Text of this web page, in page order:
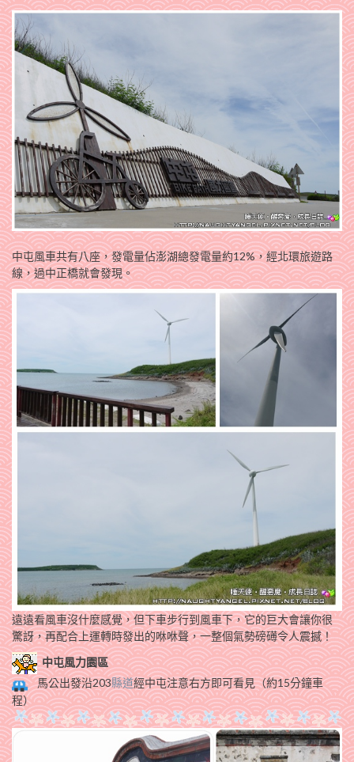
中屯風車共有八座，發電量佔澎湖總發電量約12%，經北環旅遊路
線，過中正橋就會發現。
遠遠看風車沒什麼感覺，但下車步行到風車下，它的巨大會讓你很
驚訝，再配合上運轉時發出的咻咻聲，一整個氣勢磅礡令人震撼！
中屯風力園區
馬公出發沿203縣道經中屯注意右方即可看見（約15分鐘車
程）